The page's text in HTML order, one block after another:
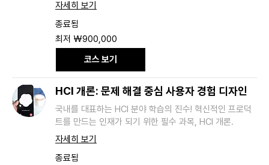
자세히 보기
종료됨
최
저
민
원
최저 ₩900,000
코스 보기
HCI 개론: 문제 해결 중심 사용자 경험 디자인
국내를 대표하는 HCI 분야 학습의 진수! 혁신적인 프로덕
트를 만드는 인재가 되기 위한 필수 과목, HCI 개론.
자세히 보기
종료됨